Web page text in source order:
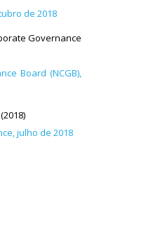
de 2018
Governance
Board (NCGB),
julho de 2018